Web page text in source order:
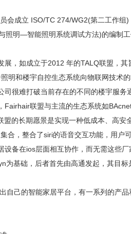
会成立 ISO/TC 274/WG2(第二工作
照明—智能照明系统调试方法)的编制
，如成立于2012 年的TALQ联盟，
明和楼宇自控生态系统向物联网技
司很难打破当前存在的不同的楼宇服
Fairhair联盟与主流的生态系统如
的长期愿景是实现一种低成本、高
合，整合了siri的语音交互功能，用
设备在ios层面相互协作，而无需这些
为基础，后者首先由高通发起，其目
自己的智能家居平台，有一系列的产品